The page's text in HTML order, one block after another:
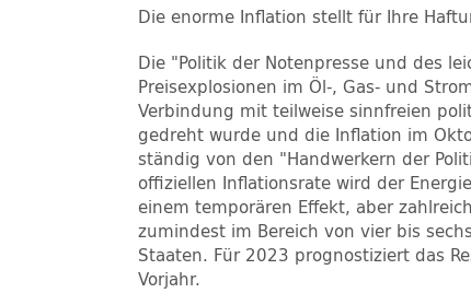
Die enorme Inflation stellt für Ihre
Die "Politik der Notenpresse und des
Preisexplosionen im Öl-, Gas- und
Verbindung mit teilweise sinnfreien
gedreht wurde und die Inflation im
ständig von den "Handwerkern der
offiziellen Inflationsrate wird der
einem temporären Effekt, aber
zumindest im Bereich von vier bis
Staaten. Für 2023 prognostiziert das
Vorjahr.